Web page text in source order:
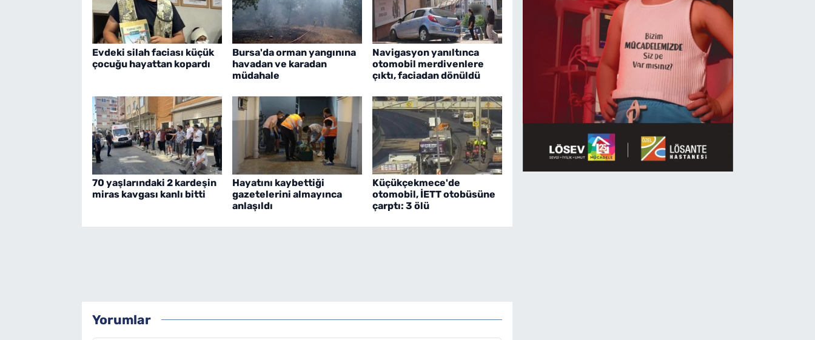
Evdeki silah faciası küçük
çocuğu hayattan kopardı
Bursa'da orman yangınına
havadan ve karadan
müdahale
Navigasyon yanıltınca
otomobil merdivenlere
çıktı, faciadan dönüldü
70 yaşlarındaki 2 kardeşin
miras kavgası kanlı bitti
Hayatını kaybettiği
gazetelerini almayınca
anlaşıldı
Küçükçekmece'de
otomobil, İETT otobüsüne
çarptı: 3 ölü
Yorumlar